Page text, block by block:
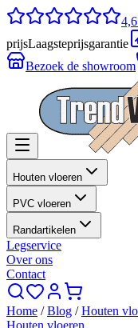
4,6
prijsLaagsteprijsgarantie
Bezoek de showroom
Houten vloeren
PVC vloeren
Randartikelen
Legservice
Over ons
Contact
Home /Blog /Houten
Houten vloeren